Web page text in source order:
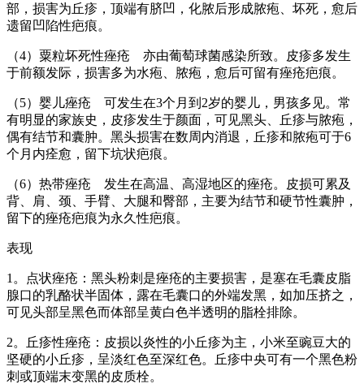
部，损害为丘疹，顶端有脐凹，化脓后形成脓疱、坏死，愈后
遗留凹陷性疤痕。
（4）粟粒坏死性痤疮 亦由葡萄球菌感染所致。皮疹多发生
于前额发际，损害多为水疱、脓疱，愈后可留有痤疮疤痕。
（5）婴儿痤疮 可发生在3个月到2岁的婴儿，男孩多见。常
有明显的家族史，皮疹发生于颜面，可见黑头、丘疹与脓疱，
偶有结节和囊肿。黑头损害在数周内消退，丘疹和脓疱可于6
个月内痊愈，留下坑状疤痕。
（6）热带痤疮 发生在高温、高湿地区的痤疮。皮损可累及
背、肩、颈、手臂、大腿和臀部，主要为结节和硬节性囊肿，
留下的痤疮疤痕为永久性疤痕。
表现
1。点状痤疮：黑头粉刺是痤疮的主要损害，是塞在毛囊皮脂
腺口的乳酪状半固体，露在毛囊口的外端发黑，如加压挤之，
可见头部呈黑色而体部呈黄白色半透明的脂栓排除。
2。丘疹性痤疮：皮损以炎性的小丘疹为主，小米至豌豆大的
坚硬的小丘疹，呈淡红色至深红色。丘疹中央可有一个黑色粉
刺或顶端末变黑的皮质栓。